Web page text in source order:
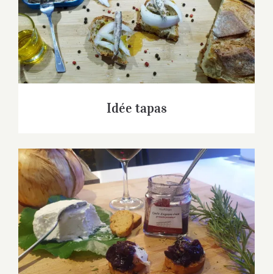
Idée tapas
Idée tapas
Apéritif à déguster sans fin